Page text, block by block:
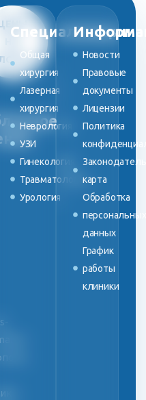
Специализации
Общая
хирургия
Лазерная
хирургия
Неврология
УЗИ
Гинекология
Травматология
Урология
Новости
Правовые
документы
Лицензии
Политика
карта
Обработка
персональных
данных
График
работы
клиники